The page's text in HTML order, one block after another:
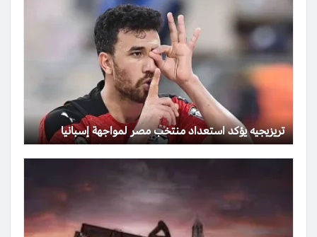
تريزيجيه يؤكد استعداد منتخب مصر لمواجهة إسبانيا